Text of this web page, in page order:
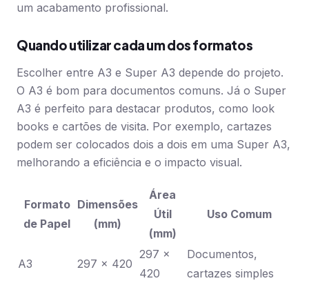
um acabamento profissional.
Quando utilizar cada um dos formatos
Escolher entre A3 e Super A3 depende do projeto.
O A3 é bom para documentos comuns. Já o Super
A3 é perfeito para destacar produtos, como look
books e cartões de visita. Por exemplo, cartazes
podem ser colocados dois a dois em uma Super A3,
melhorando a eficiência e o impacto visual.
Formato
de Papel
Dimensões
(mm)
Área
Útil
(mm)
Uso Comum
A3 297 x 420
297 x
420
Documentos,
cartazes simples